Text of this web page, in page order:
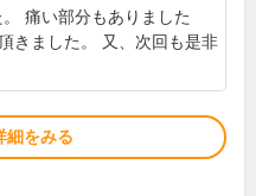
痛い部分もありました
きました。 又、次回も是非
細をみる